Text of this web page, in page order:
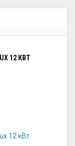
12 КВТ